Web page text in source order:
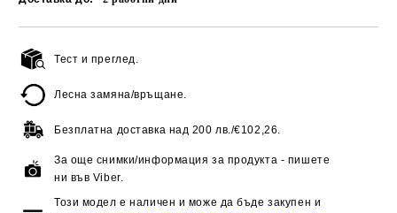
Тест и преглед.
Лесна замяна/връщане.
Безплатна доставка над 200 лв./€102,26.
За още снимки/информация за продукта - пишете
ни във Viber.
Този модел е наличен и може да бъде закупен и